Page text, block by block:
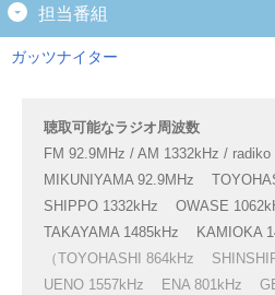
担当番組
ガッツナイター
聴取可能なラジオ周波数
FM 92.9MHz / AM 1332kHz / radiko
MIKUNIYAMA 92.9MHz
SHIPPO 1332kHz
OWASE
TAKAYAMA 1485kHz
KAMIOKA
（TOYOHASHI 864kHz
UENO 1557kHz
ENA 801kHz